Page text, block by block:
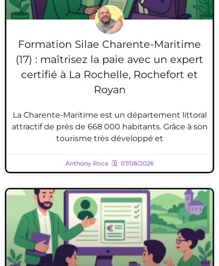
Formation Silae Charente-Maritime
(17) : maîtrisez la paie avec un expert
certifié à La Rochelle, Rochefort et
Royan
La Charente-Maritime est un département littoral
attractif de près de 668 000 habitants. Grâce à son
tourisme très développé et
Anthony Roca 07/08/2026